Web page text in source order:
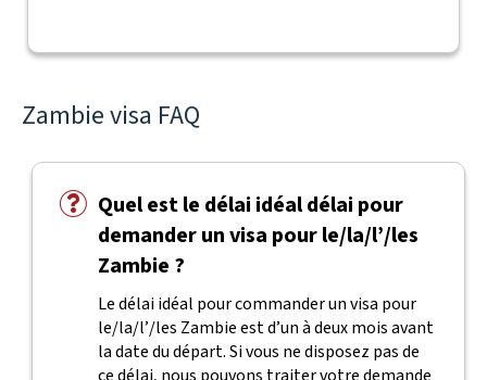
Zambie visa FAQ
Quel est le délai idéal délai pour
demander un visa pour le/la/l’/les
Zambie ?
Le délai idéal pour commander un visa pour
le/la/l’/les Zambie est d’un à deux mois avant
la date du départ. Si vous ne disposez pas de